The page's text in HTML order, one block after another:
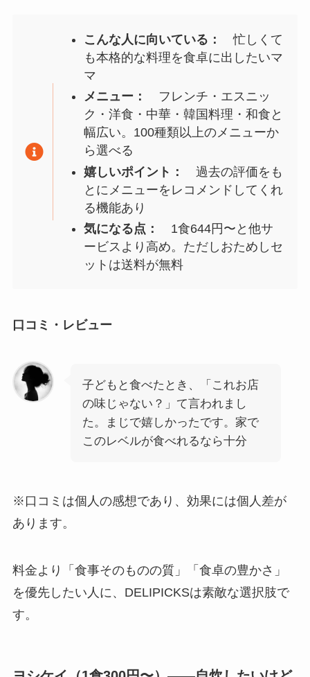
こんな人に向いている：
忙しくて
も本格的な料理を食卓に出したいマ
マ
メニュー：
フレンチ・エスニッ
ク・洋食・中華・韓国料理・和食と
幅広い。100種類以上のメニューか
ら選べる
嬉しいポイント：
過去の評価をも
とにメニューをレコメンドしてくれ
る機能あり
気になる点：
1食644円〜と他サ
ービスより高め。ただしおためしセ
ットは送料が無料
口コミ・レビュー
子どもと食べたとき、「これお店
の味じゃない？」て言われまし
た。まじで嬉しかったです。家で
このレベルが食べれるなら十分
※口コミは個人の感想であり、効果には個人差が
あります。
料金より「食事そのものの質」「食卓の豊かさ」
を優先したい人に、DELIPICKSは素敵な選択肢で
す。